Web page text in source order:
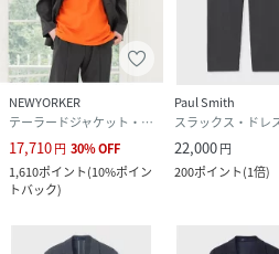
NEWYORKER
テーラードジャケット・ブレザー
17,710円 30%OFF
1,610ポイント(10%ポイン
トバック)
Paul Smith
22,000円
200ポイント(1倍)